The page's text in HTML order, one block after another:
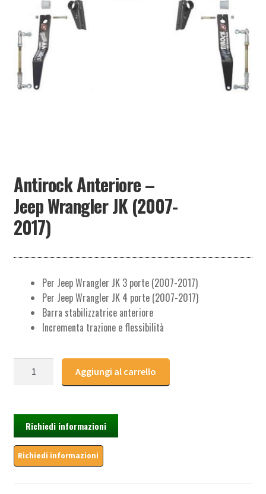
PARTNER
Antirock Anteriore –
Jeep Wrangler JK (2007-
2017)
Per Jeep Wrangler JK 3 porte (2007-2017)
Per Jeep Wrangler JK 4 porte (2007-2017)
Barra stabilizzatrice anteriore
Incrementa trazione e flessibilità
Antirock
Anteriore
Wrangler
JK
(2007-
2017)
Aggiungi al carrello
Richiedi informazioni